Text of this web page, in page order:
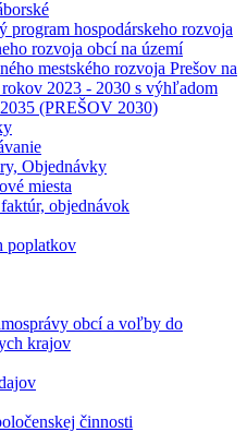
program hospodárskeho rozvoja
rozvoja obcí na území
mestského rozvoja Prešov na
2023 - 2030 s výhľadom
(PREŠOV 2030)
Objednávky
miesta
objednávok
poplatkov
obcí a voľby do
krajov
činnosti